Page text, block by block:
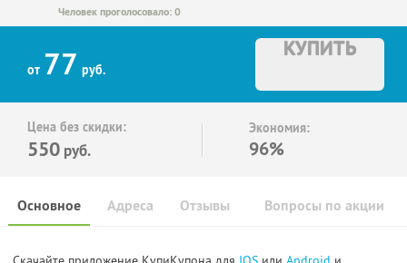
Человек проголосовало: 0
от 77 руб.
КУПИТЬ
Цена без скидки:
550 руб.
Экономия:
96%
Основное Отзывы Вопросы по акции
Адреса